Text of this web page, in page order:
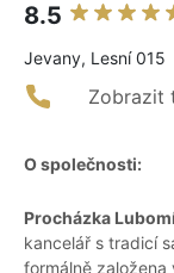
8.5
Jevany, Lesní 015
Zobrazit
O společnosti:
Procházka
kancelář s tradicí
formálně